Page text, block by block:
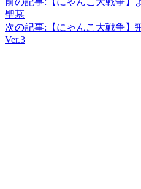
聖墓
次の記事: 【にゃんこ大戦争
Ver.3